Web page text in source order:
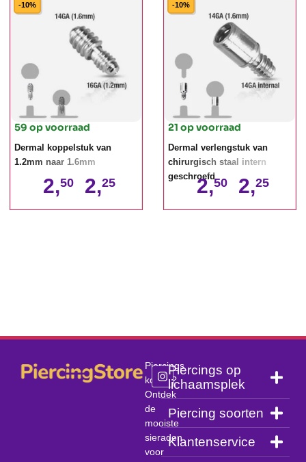
-10%
59 op voorraad
Dermal koppelstuk van
1.2mm naar 1.6mm
2,50 2,25
-10%
21 op voorraad
Dermal verlengstuk van
chirurgisch staal intern
geschroefd
2,50 2,25
Piercings
kopen?
Ontdek
de
mooiste
sieraden
voor
Piercings op
lichaamsplek
Piercing soorten
Klantenservice